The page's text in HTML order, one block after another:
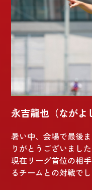
永吉龍也（ながよ
暑い中、会場で最後
りがとうございました
現在リーグ首位の相
るチームとの対戦でし